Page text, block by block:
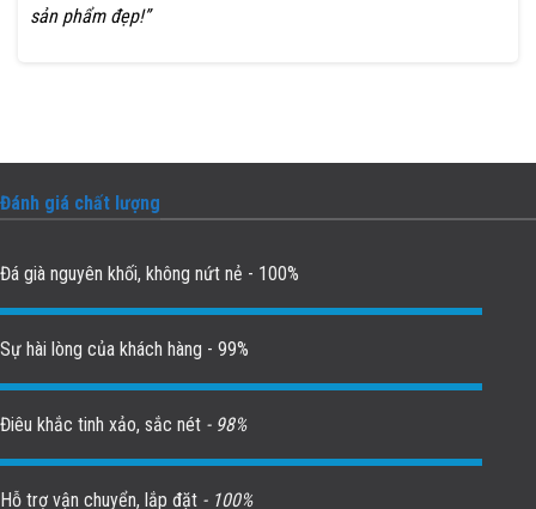
sản phẩm đẹp!”
Đánh giá chất lượng
Đá già nguyên khối, không nứt nẻ - 100%
Sự hài lòng của khách hàng - 99%
Điêu khắc tinh xảo, sắc nét - 98%
Hỗ trợ vận chuyển, lắp đặt - 100%